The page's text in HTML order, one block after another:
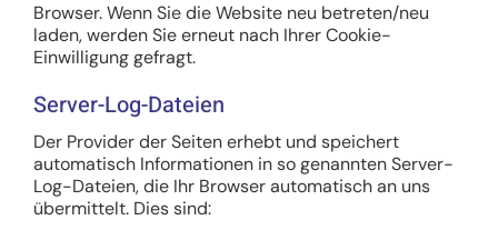
Browser. Wenn Sie die Website neu betreten/neu
laden, werden Sie erneut nach Ihrer Cookie-
Einwilligung gefragt.
Server-Log-Dateien
Der Provider der Seiten erhebt und speichert
automatisch Informationen in so genannten Server-
Log-Dateien, die Ihr Browser automatisch an uns
übermittelt. Dies sind: